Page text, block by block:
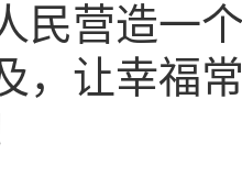
民营造一
，让幸福